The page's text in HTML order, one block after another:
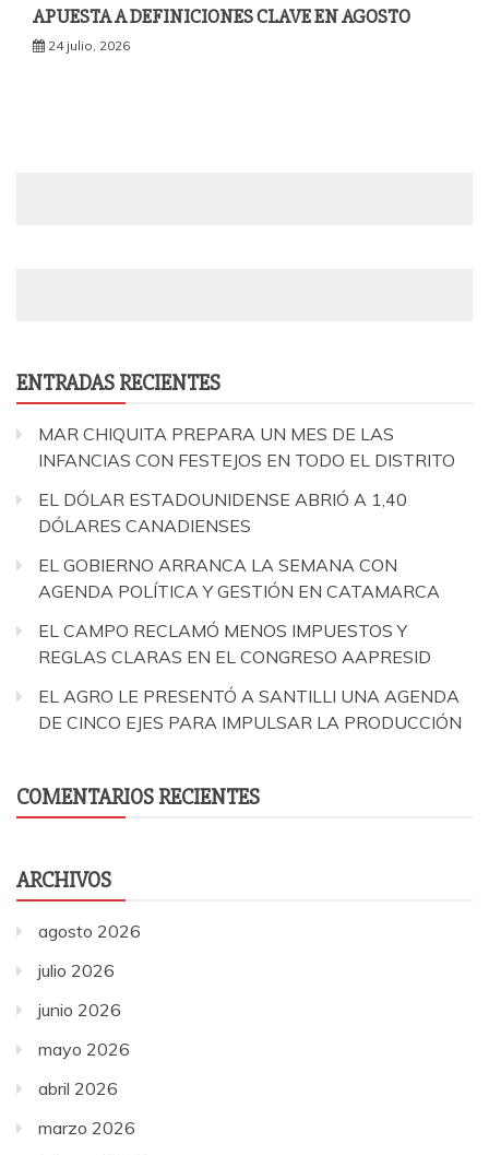
APUESTA A DEFINICIONES CLAVE EN AGOSTO
24 julio, 2026
ENTRADAS RECIENTES
MAR CHIQUITA PREPARA UN MES DE LAS
INFANCIAS CON FESTEJOS EN TODO EL DISTRITO
EL DÓLAR ESTADOUNIDENSE ABRIÓ A 1,40
DÓLARES CANADIENSES
EL GOBIERNO ARRANCA LA SEMANA CON
AGENDA POLÍTICA Y GESTIÓN EN CATAMARCA
EL CAMPO RECLAMÓ MENOS IMPUESTOS Y
REGLAS CLARAS EN EL CONGRESO AAPRESID
EL AGRO LE PRESENTÓ A SANTILLI UNA AGENDA
DE CINCO EJES PARA IMPULSAR LA PRODUCCIÓN
COMENTARIOS RECIENTES
ARCHIVOS
agosto 2026
julio 2026
junio 2026
mayo 2026
abril 2026
marzo 2026